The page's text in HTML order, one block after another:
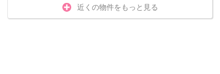
近くの物件をもっと見る